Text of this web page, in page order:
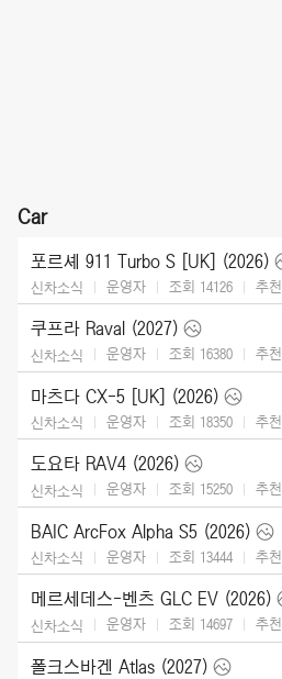
Car
포르셰 911 Turbo S [UK] (2026)
신차소식 운영자 조회 14126 추천
쿠프라 Raval (2027)
신차소식 운영자 조회 16380 추천
마츠다 CX-5 [UK] (2026)
신차소식 운영자 조회 18350 추천
도요타 RAV4 (2026)
신차소식 운영자 조회 15250 추천
BAIC ArcFox Alpha S5 (2026)
신차소식 운영자 조회 13444 추천
메르세데스-벤츠 GLC EV (2026)
신차소식 운영자 조회 14697 추천
폴크스바겐 Atlas (2027)